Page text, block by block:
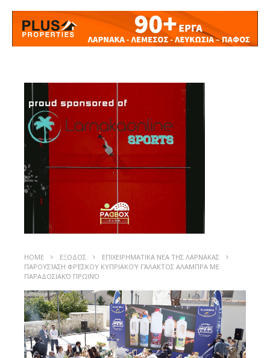
HOME ΕΞΟΔΟΣ
ΕΠΙΧΕΙΡΗΜΑΤΙΚΑ ΝΕΑ ΤΗΣ ΛΑΡΝΑΚΑΣ
ΠΑΡΟΥΣΊΑΣΗ ΦΡΈΣΚΟΥ ΚΥΠΡΙΑΚΟΎ ΓΆΛΑΚΤΟΣ ΑΛΑΜΠΡΑ ΜΕ
ΠΑΡΑΔΟΣΙΑΚΌ ΠΡΩΙΝΌ